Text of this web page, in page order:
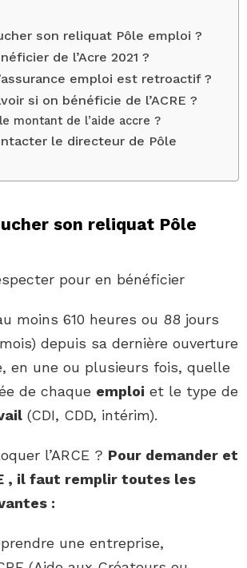
son reliquat Pôle emploi ?
de l’Acre 2021 ?
emploi est retroactif ?
si on bénéficie de l’ACRE ?
montant de l’aide accre ?
le directeur de Pôle
son reliquat Pôle
pour en bénéficier
moins 610 heures ou 88 jours
depuis sa dernière ouverture
en une ou plusieurs fois, quelle
de chaque emploi et le type de
(CDI, CDD, intérim).
l’ARCE ? Pour demander et
, il faut remplir toutes les
:
une entreprise,